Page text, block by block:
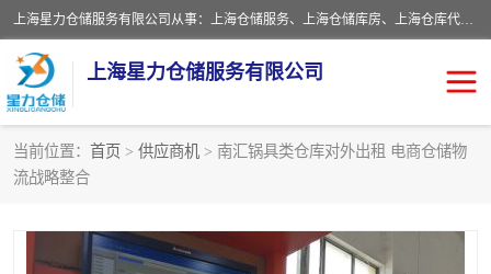
上海星力仓储服务有限公司从事：上海仓储服务、上海仓储库房、上海仓库代运营、上海仓库对外出租、上海仓库外包、上海三方仓储、上海电商仓储代发、上海电商代发货仓库、上海托管仓库、上海仓储配送。上海星力仓储服务有限公司现在拥有100个分仓、10万余平方的标准库房，精炼员工几百名，与几千家客户合作，公司已跻身上海仓储行业前列。欢迎来电咨询！
上海星力仓储服务有限公司
当前位置： 首页 > 供应商机 > 南汇锅具类仓库对外出租 电商仓储物
流战略整合
上海仓库对外出租
上海仓储配送 上海仓库外包